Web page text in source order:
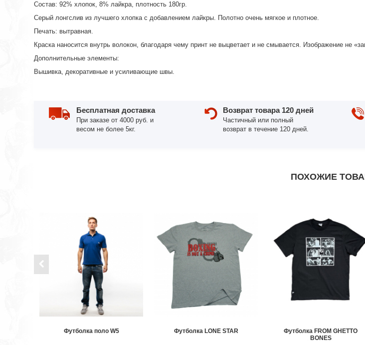
Состав: 92% хлопок, 8% лайкра, плотность 180гр.
Серый лонгслив из лучшего хлопка с добавлением лайкры. Полотно очень мягкое и плотное.
Печать: вытравная.
Краска наносится внутрь волокон, благодаря чему принт не выцветает и не смывается. Изображение не
Дополнительные элементы:
Вышивка, декоративные и усиливающие швы.
Бесплатная доставка
При заказе от 4000 руб. и
весом не более 5кг.
Возврат товара 120 дней
Частичный или полный
возврат в течение 120 дней.
ПОХОЖИЕ
Футболка поло W5 Футболка LONE STAR
Футболка FROM GHETTO
BONES